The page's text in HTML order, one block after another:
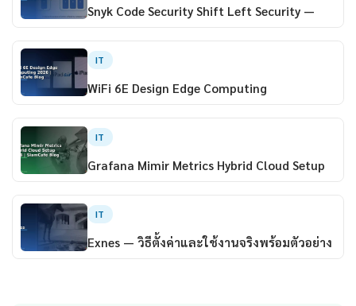
Snyk Code Security Shift Left Security —
IT
WiFi 6E Design Edge Computing
IT
Grafana Mimir Metrics Hybrid Cloud Setup
IT
Exnes — วิธีตั้งค่าและใช้งานจริงพร้อมตัวอย่าง